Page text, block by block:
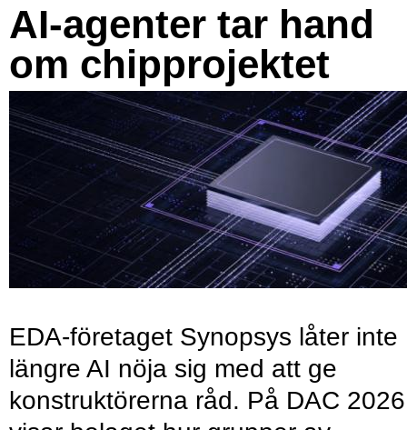
AI-agenter tar hand
om chipprojektet
EDA-företaget Synopsys låter inte
längre AI nöja sig med att ge
konstruktörerna råd. På DAC 2026